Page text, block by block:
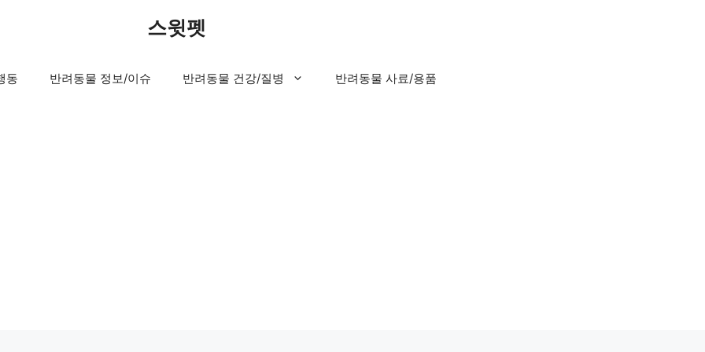
스윗펫
동 반려동물 정보/이슈 반려동물 건강/질병 반려동물 사료/용품